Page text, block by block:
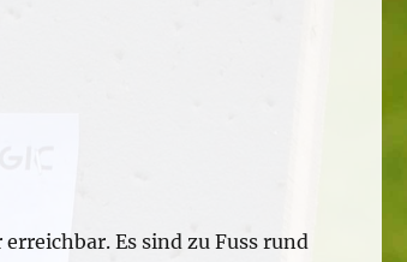
Es sind zu Fuss rund